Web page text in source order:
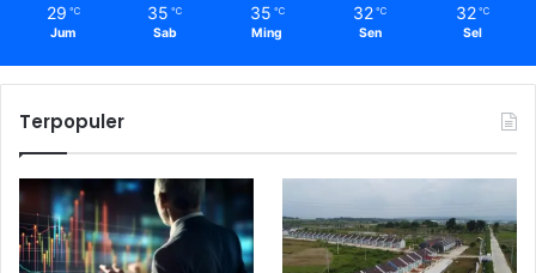
29 ℃
Jum
35 ℃
Sab
35 ℃
Ming
32 ℃
Sen
32 ℃
Sel
Terpopuler